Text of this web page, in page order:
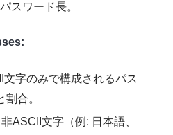
スワード長。
文字のみで構成されるパス
割合。
非ASCII文字（例: 日本語、